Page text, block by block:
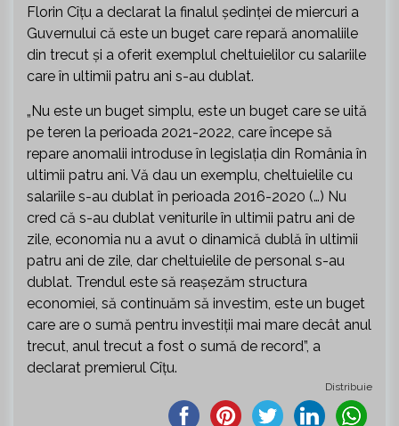
Florin Cîțu a declarat la finalul ședinței de miercuri a
Guvernului că este un buget care repară anomaliile
din trecut și a oferit exemplul cheltuielilor cu salariile
care în ultimii patru ani s-au dublat.
„Nu este un buget simplu, este un buget care se uită
pe teren la perioada 2021-2022, care începe să
repare anomalii introduse în legislația din România în
ultimii patru ani. Vă dau un exemplu, cheltuielile cu
salariile s-au dublat în perioada 2016-2020 (…) Nu
cred că s-au dublat veniturile în ultimii patru ani de
zile, economia nu a avut o dinamică dublă în ultimii
patru ani de zile, dar cheltuielile de personal s-au
dublat. Trendul este să reașezăm structura
economiei, să continuăm să investim, este un buget
care are o sumă pentru investiții mai mare decât anul
trecut, anul trecut a fost o sumă de record”, a
declarat premierul Cîțu.
Distribuie